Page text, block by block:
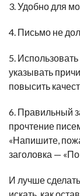
3. Удобно для
4. Письмо не
5.
указывать
повысить
6. Правильный
прочтение
«Напишите,
заголовка —
И лучше